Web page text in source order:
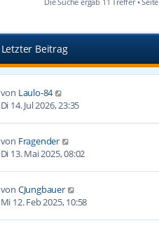
Letzter Beitrag
von Laulo-84
Di 14. Jul 2026, 23:35
von Fragender
Di 13. Mai 2025, 08:02
von CJungbauer
Mi 12. Feb 2025, 10:58